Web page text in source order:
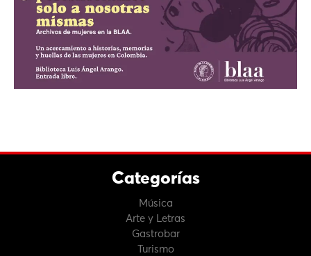
Categorías
Música
Arte y Letras
Gastrobar
Turismo